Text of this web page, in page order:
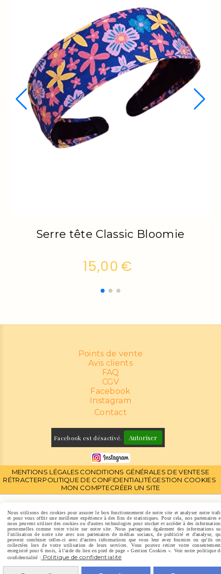
Serre tête Classic Popwave
15,00€
Points de vente
Avis clients
FAQ
CGV
Facebook
Instagram
Contact
Facebook est désactivé. Autoriser
MENTIONS LÉGALES CONDITIONS GÉNÉRALES DE VENTESE
RÉTRACTERPOLITIQUE DE CONFIDENTIALITÉGESTION COOKIES
MON COMPTECRÉER UN SITE
Nous utilisons des cookies pour assurer le bon fonctionnement de notre site et analyser notre
et pour vous offrir une meilleure expérience à des fins de statistiques. Pour cela, nos partenaires
nous peuvent utiliser des cookies ou d'autres technologies pour stocker et accéder à des
personnelles comme votre visite sur notre site. Nous partageons également des informations
l'utilisation de notre site avec nos partenaires de médias sociaux, de publicité et d'analyse,
peuvent combiner celles-ci avec d'autres informations que vous leur avez fournies ou qu'ils
collectées lors de votre utilisation de leurs services. Vous pouvez retirer votre
enregistré pour 6 mois, à l'aide du lien en pied de page « Gestion Cookies ». Voir notre politique
confidentialité : Politique de confidentialité